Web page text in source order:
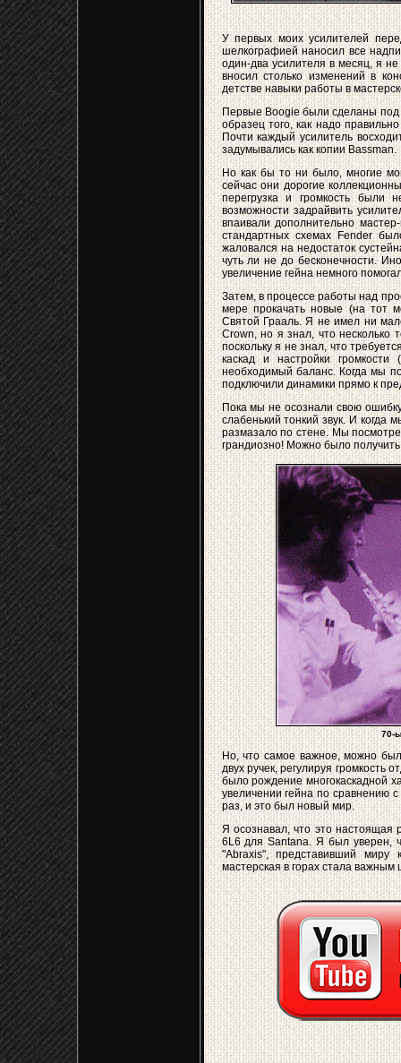
У первых моих усилителей
шелкографией наносил все
один-два усилителя в месяц, я
вносил столько изменений в
детстве навыки работы в
Первые Boogie были сделаны под
образец того, как надо
Почти каждый усилитель
задумывались как копии Bassman.
Но как бы то ни было, многие
сейчас они дорогие
перегрузка и громкость были
возможности задрайвить
впаивали дополнительно
стандартных схемах Fender
жаловался на недостаток
чуть ли не до бесконечности.
увеличение гейна немного
Затем, в процессе работы над
мере прокачать новые (на тот
Святой Грааль. Я не имел ни
Crown, но я знал, что несколько
поскольку я не знал, что
каскад и настройки
необходимый баланс. Когда мы
подключили динамики прямо к
Пока мы не осознали свою
слабенький тонкий звук. И когда
размазало по стене. Мы
грандиозно! Можно было
70-
Но, что самое важное, можно
двух ручек, регулируя
было рождение многокаскадной
увеличении гейна по сравнению
раз, и это был новый мир.
Я осознавал, что это настоящая
6L6 для Santana. Я был уверен,
"Abraxis", представивший миру
мастерская в горах стала важным